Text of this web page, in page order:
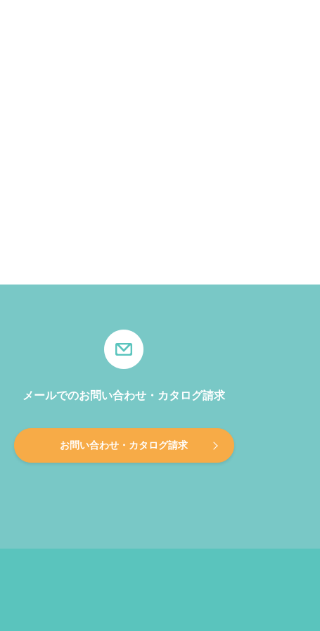
メールでのお問い合わせ・カタログ請求
お問い合わせ・カタログ請求